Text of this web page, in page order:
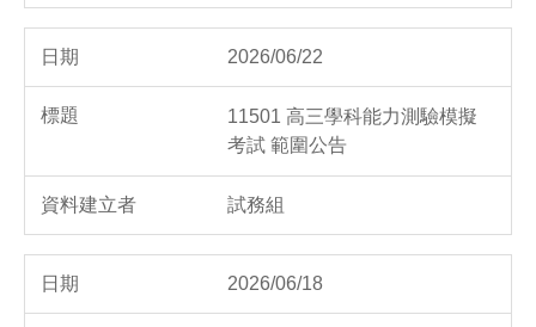
2026/06/22
11501 高三學科能力測驗模擬
考試 範圍公告
試務組
2026/06/18